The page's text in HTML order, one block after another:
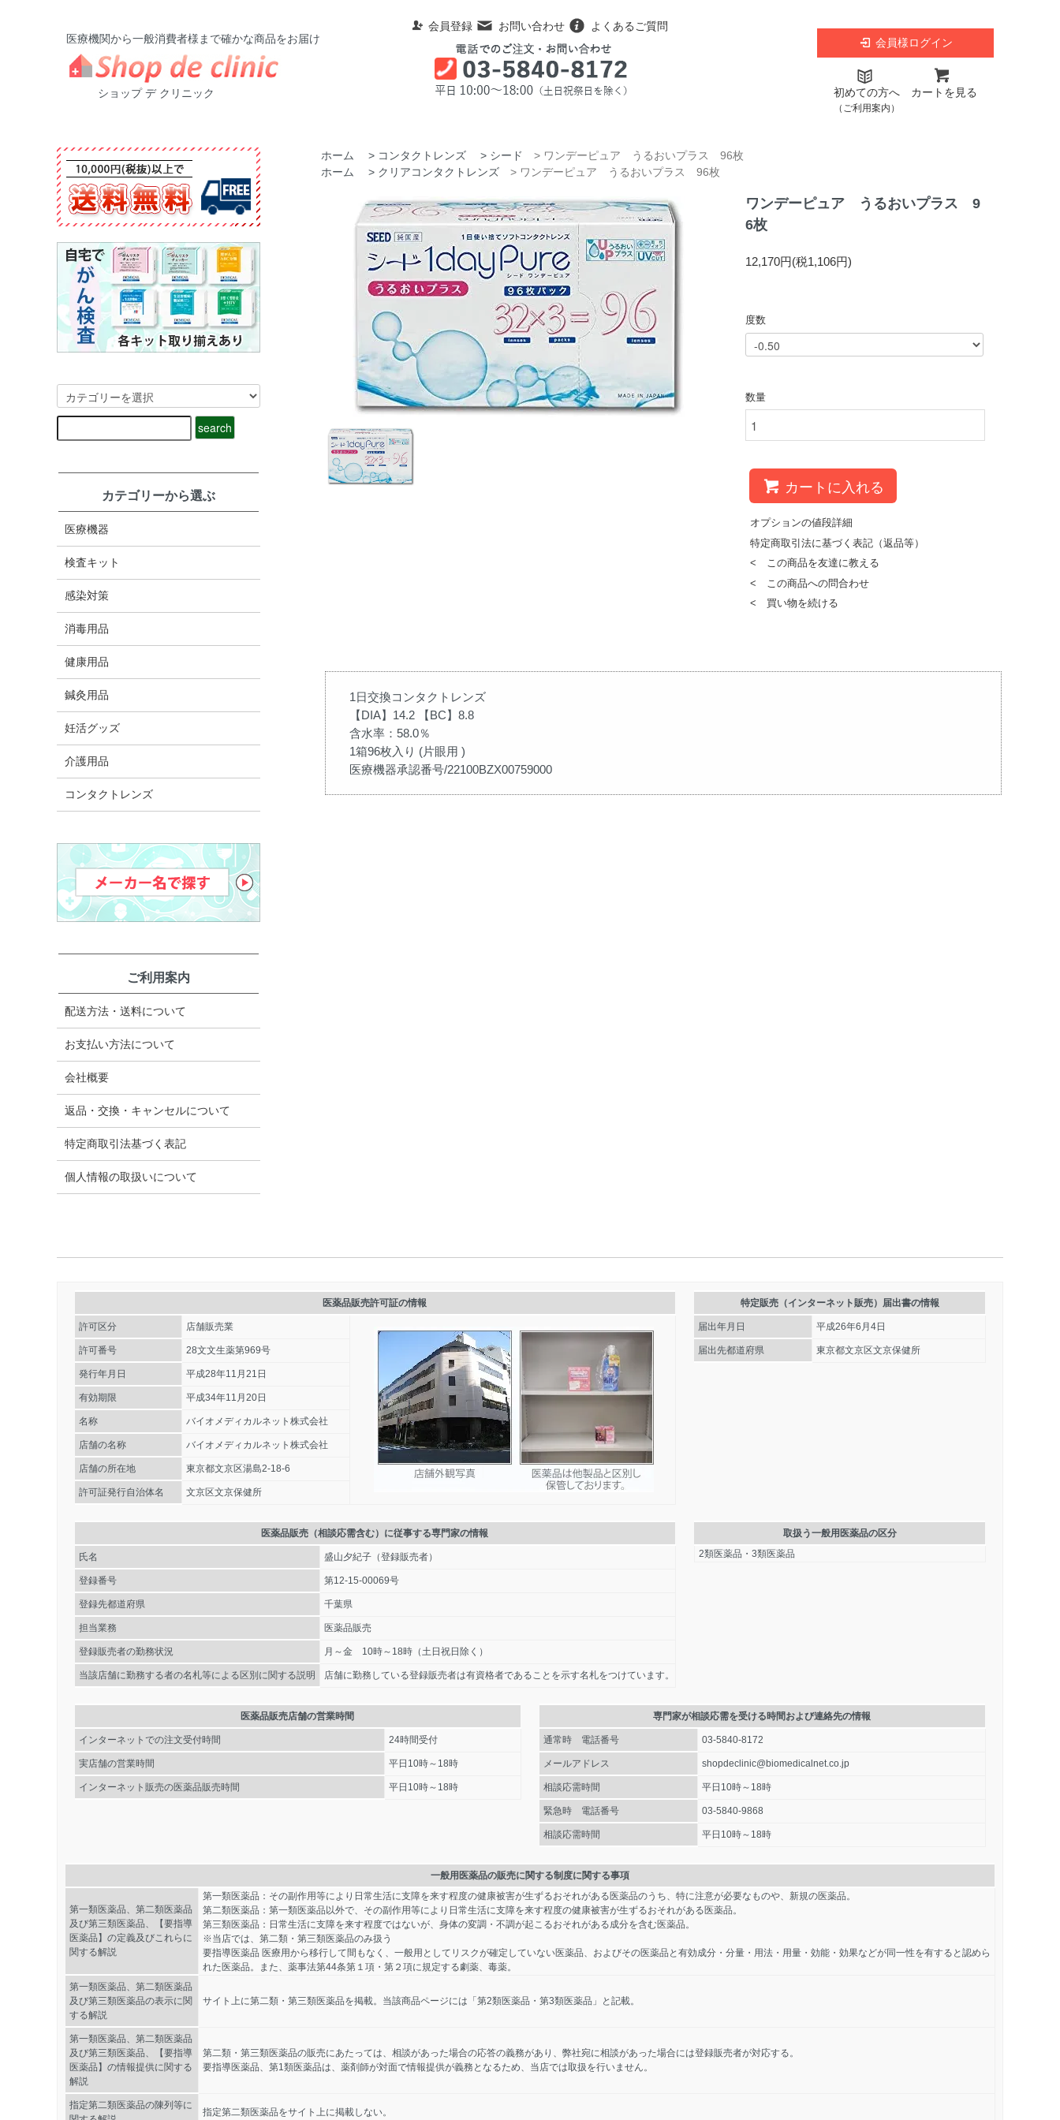
医療機関から一般消費者様まで確かな商品をお届け
ショップ デ クリニック
会員登録 お問い合わせ
よくあるご質問
会員様ログイン
初めての方へ
（ご利用案内）
カートを見る
ホーム > コンタクトレンズ > シード
> ワンデーピュア うるおいプラス 96枚
ホーム
> クリアコンタクトレンズ > ワンデーピュア うるおいプラス 96枚
ワンデーピュア うるおいプラス 9
6枚
12,170円(税1,106円)
度数
数量
カートに入れる
オプションの値段詳細
特定商取引法に基づく表記（返品等）
< この商品を友達に教える
< この商品への問合わせ
< 買い物を続ける
1日交換コンタクトレンズ
【DIA】14.2 【BC】8.8
含水率：58.0％
1箱96枚入り (片眼用 )
医療機器承認番号/22100BZX00759000
カテゴリーから選ぶ
医療機器
検査キット
感染対策
消毒用品
健康用品
鍼灸用品
妊活グッズ
介護用品
コンタクトレンズ
ご利用案内
配送方法・送料について
お支払い方法について
会社概要
返品・交換・キャンセルについて
特定商取引法​基づく表記
個人情報の取扱いについて
医薬品販売許可証の情報
許可区分 店舗販売業
許可番号 28文文生薬第969号
発行年月日 平成28年11月21日
有効期限 平成34年11月20日
名称 バイオメディカルネット株式会社
店舗の名称 バイオメディカルネット株式会社
店舗の所在地 東京都文京区湯島2-18-6
許可証発行自治体名 文京区文京保健所
特定販売（インターネット販売）届出書の情報
届出年月日 平成26年6月4日
届出先都道府県 東京都文京区文京保健所
医薬品販売（相談応需含む）に従事する専門家の情報
氏名 盛山夕紀子（登録販売者）
登録番号 第12-15-00069号
登録先都道府県 千葉県
担当業務 医薬品販売
登録販売者の勤務状況 月～金 10時～18時（土日祝日除く）
当該店舗に勤務する者の名札等による区別に関する説明 店舗に勤務している登録販売者は有資格者であることを示す名札をつけています。
取扱う一般用医薬品の区分
2類医薬品・3類医薬品
医薬品販売店舗の営業時間
インターネットでの注文受付時間 24時間受付
実店舗の営業時間 平日10時～18時
インターネット販売の医薬品販売時間 平日10時～18時
専門家が相談応需を受ける時間および連絡先の情報
通常時 電話番号 03-5840-8172
メールアドレス shopdeclinic@biomedicalnet.co.jp
相談応需時間 平日10時～18時
緊急時 電話番号 03-5840-9868
相談応需時間 平日10時～18時
一般用医薬品の販売に関する制度に関する事項
第一類医薬品、第二類医薬品
及び第三類医薬品、【要指導
医薬品】の定義及びこれらに
関する解説
第一類医薬品：その副作用等により日常生活に支障を来す程度の健康被害が生ずるおそれがある医薬品のうち、特に注意が必要なものや、新規の医薬品。
第二類医薬品：第一類医薬品以外で、その副作用等により日常生活に支障を来す程度の健康被害が生ずるおそれがある医薬品。
第三類医薬品：日常生活に支障を来す程度ではないが、身体の変調・不調が起こるおそれがある成分を含む医薬品。
※当店では、第二類・第三類医薬品のみ扱う
要指導医薬品 医療用から移行して間もなく、一般用としてリスクが確定していない医薬品、およびその医薬品と有効成分・分量・用法・用量・効能・効果などが同一性を有すると認めら
れた医薬品。また、薬事法第44条第１項・第２項に規定する劇薬、毒薬。
第一類医薬品、第二類医薬品
及び第三類医薬品の表示に関
する解説
サイト上に第二類・第三類医薬品を掲載。当該商品ページには「第2類医薬品・第3類医薬品」と記載。
第一類医薬品、第二類医薬品
及び第三類医薬品、【要指導
医薬品】の情報提供に関する
解説
第二類・第三類医薬品の販売にあたっては、相談があった場合の応答の義務があり、弊社宛に相談があった場合には登録販売者が対応する。
要指導医薬品、第1類医薬品は、薬剤師が対面で情報提供が義務となるため、当店では取扱を行いません。
指定第二類医薬品の陳列等に
指定第二類医薬品をサイト上に掲載しない。